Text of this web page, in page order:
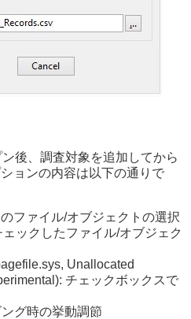
後、調査対象を追加してから
ョンの内容は以下の通りで
ファイル/オブジェクトの選択
ックしたファイル/オブジェク
Unallocated
チェックボックスで
グ時の挙動調節